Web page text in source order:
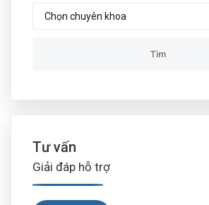
Tư vấn
Giải đáp hỗ trợ